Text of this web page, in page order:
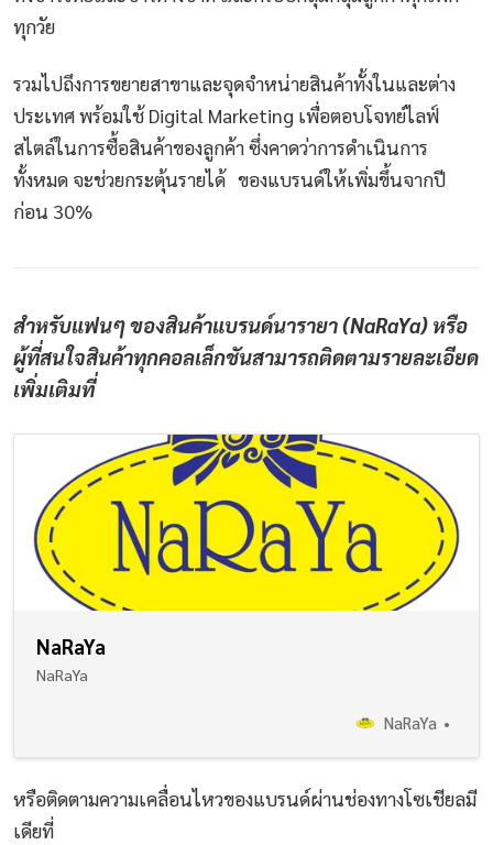
ทุกวัย
รวมไปถึงการขยายสาขาและจุดจำหน่ายสินค้าทั้งในและต่าง
ประเทศ พร้อมใช้ Digital Marketing เพื่อตอบโจทย์ไลฟ์
สไตล์ในการซื้อสินค้าของลูกค้า ซึ่งคาดว่าการดำเนินการ
ทั้งหมด จะช่วยกระตุ้นรายได้ ของแบรนด์ให้เพิ่มขึ้นจากปี
ก่อน 30%
สำหรับแฟนๆ ของสินค้าแบรนด์นารายา (NaRaYa) หรือ
ผู้ที่สนใจสินค้าทุกคอลเล็กชันสามารถติดตามรายละเอียด
เพิ่มเติมที่
NaRaYa
NaRaYa
NaRaYa
หรือติดตามความเคลื่อนไหวของแบรนด์ผ่านช่องทางโซเชียลมี
เดียที่